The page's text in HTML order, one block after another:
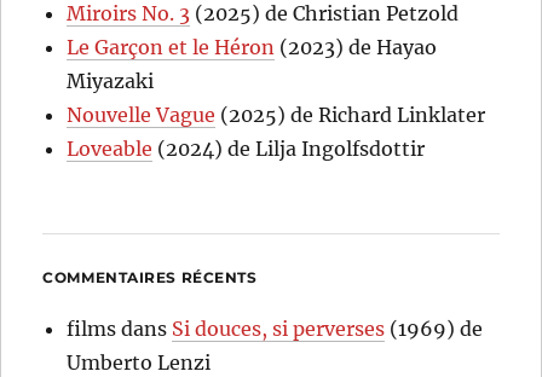
Miroirs No. 3 (2025) de Christian Petzold
Le Garçon et le Héron (2023) de Hayao
Miyazaki
Nouvelle Vague (2025) de Richard Linklater
Loveable (2024) de Lilja Ingolfsdottir
COMMENTAIRES RÉCENTS
films dans Si douces, si perverses (1969) de
Umberto Lenzi